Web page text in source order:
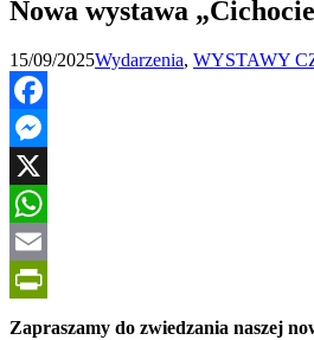
Nowa wystawa
15/09/2025Wydarzenia, WYSTAWY
Facebook
Messenger
X
WhatsApp
Email
PrintFriendly
Zapraszamy do zwiedzania naszej